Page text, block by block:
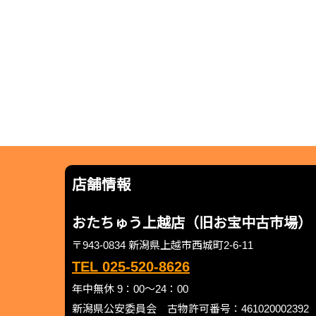
店舗情報
おたちゅう上越店（旧お宝中古市場）
〒943-0834 新潟県上越市西城町2-6-11
TEL 025-520-8626
年中無休 9：00～24：00
新潟県公安委員会 古物許可番号：461020002392